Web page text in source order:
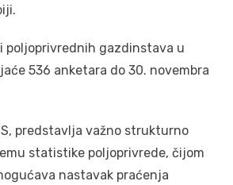
poljoprivrednih gazdinstava u
536 anketara do 30. novembra
predstavlja važno strukturno
statistike poljoprivrede, čijom
nastavak praćenja